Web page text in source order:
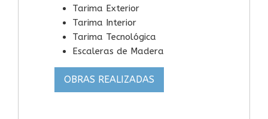
Tarima Exterior
Tarima Interior
Tarima Tecnológica
Escaleras de Madera
OBRAS REALIZADAS